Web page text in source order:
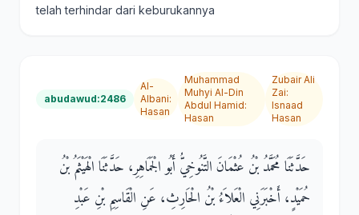
telah terhindar dari keburukannya
abudawud:2486
Al-
Albani:
Hasan
Muhammad
Muhyi Al-Din
Abdul Hamid:
Hasan
Zubair Ali
Zai:
Isnaad
Hasan
حَدَّثَنَا مُحَمَّدُ بْنُ عُثْمَانَ التَّنُوخِيُّ أَبُو الْجَمَاهِرِ، حَدَّثَنَا الْهَيْثَمُ بْنُ
حُمَيْدٍ، أَخْبَرَنِي الْعَلاَءُ بْنُ الْحَارِثِ، عَنِ الْقَاسِمِ بْنِ عَبْدِ